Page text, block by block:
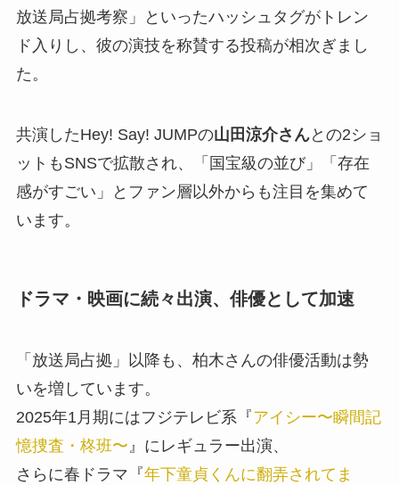
放送局占拠考察」といったハッシュタグがトレン
ド入りし、彼の演技を称賛する投稿が相次ぎまし
た。
共演したHey! Say! JUMPの山田涼介さんとの2ショ
ットもSNSで拡散され、「国宝級の並び」「存在
感がすごい」とファン層以外からも注目を集めて
います。
ドラマ・映画に続々出演、俳優として加速
「放送局占拠」以降も、柏木さんの俳優活動は勢
いを増しています。
2025年1月期にはフジテレビ系『アイシー〜瞬間記
憶捜査・柊班〜』にレギュラー出演、
さらに春ドラマ『年下童貞くんに翻弄されてま